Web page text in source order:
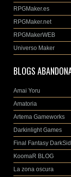
RPGMaker.es
RPGMaker.net
RPGMakerWEB
Universo Maker
BLOGS
Amai Yoru
Amatoria
Artema Gameworks
Darkinlight Games
Final Fantasy
KoomaR BLOG
La zona oscura